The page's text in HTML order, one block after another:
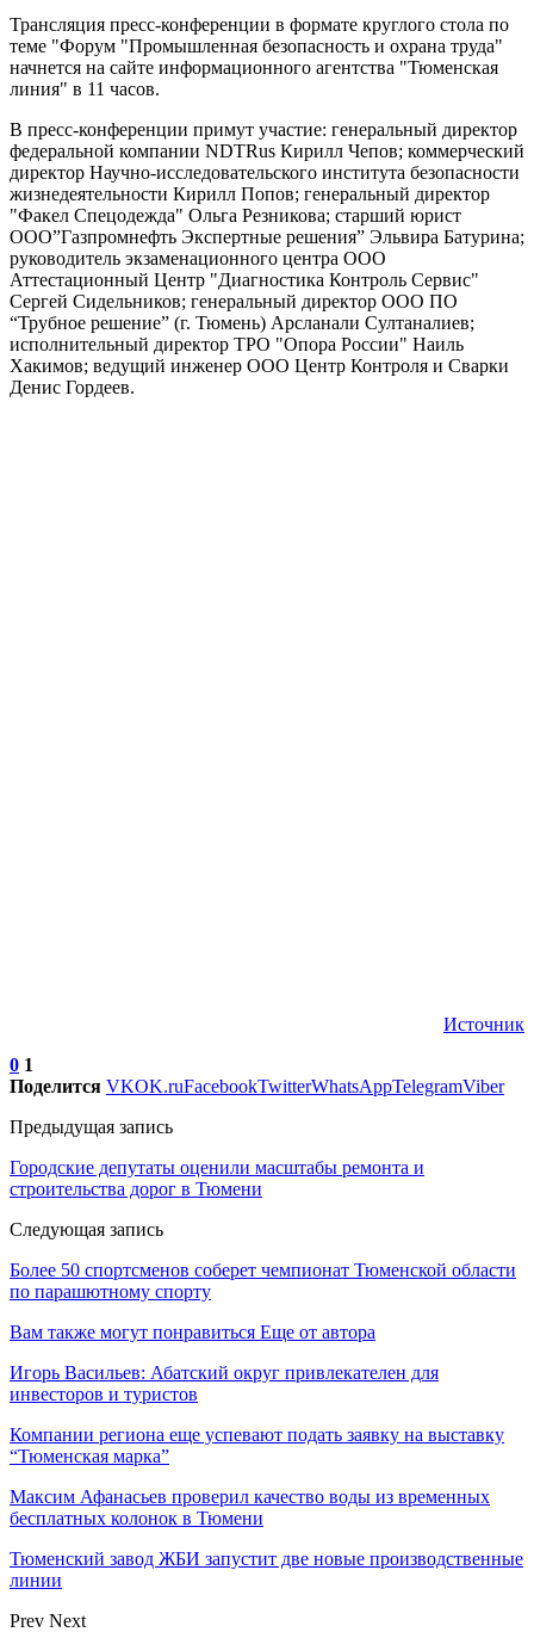
Трансляция пресс-конференции в формате круглого стола по
теме "Форум "Промышленная безопасность и охрана труда"
начнется на сайте информационного агентства "Тюменская
линия" в 11 часов.
В пресс-конференции примут участие: генеральный‌ директор
федеральной компании NDTRus Кирилл Чепов; коммерческий
директор Научно-исследовательского института безопасности
жизнедеятельности Кирилл Попов; генеральный директор
"Факел Спецодежда" Ольга Резникова; старший юрист
ООО”Газпромнефть Экспертные решения” Эльвира Батурина;
руководитель экзаменационного центра ООО
Аттестационный Центр "Диагностика Контроль Сервис"
Сергей Сидельников; генеральный директор ООО ПО
“Трубное решение” (г. Тюмень) Арсланали Султаналиев;
исполнительный директор ТРО "Опора России" Наиль
Хакимов; ведущий инженер ООО Центр Контроля и Сварки
Денис Гордеев.
Источник
0 1
Поделится VKOK.ruFacebookTwitterWhatsAppTelegramViber
Предыдущая запись
Городские депутаты оценили масштабы ремонта и
строительства дорог в Тюмени
Следующая запись
Более 50 спортсменов соберет чемпионат Тюменской области
по парашютному спорту
Вам также могут понравиться Еще от автора
Игорь Васильев: Абатский округ привлекателен для
инвесторов и туристов
Компании региона еще успевают подать заявку на выставку
“Тюменская марка”
Максим Афанасьев проверил качество воды из временных
бесплатных колонок в Тюмени
Тюменский завод ЖБИ запустит две новые производственные
линии
Prev Next